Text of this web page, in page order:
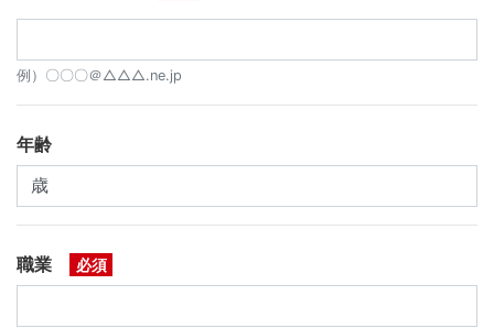
例）〇〇〇＠△△△.ne.jp
年齢
職業 必須